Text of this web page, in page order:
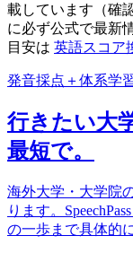
載しています（確
に必ず公式で最新
目安は 英語スコア
発音採点＋体系学
行きたい大
最短で。
海外大学・大学院
ります。
の一歩まで具体的